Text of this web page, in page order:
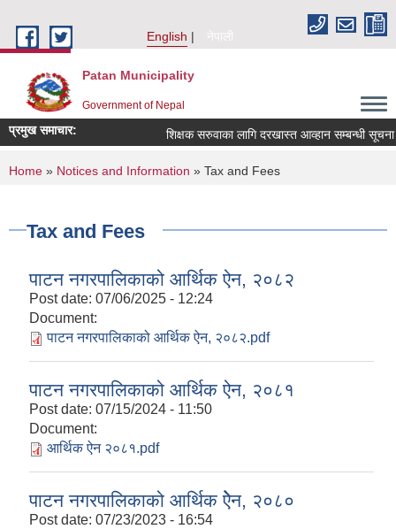
English
नेपाली
Patan Municipality
Government of Nepal
प्रमुख समाचार: शिक्षक सरुवाका लागि दरखास्त आव्हान सम्बन्धी सूचना ।
You are here
Home » Notices and Information » Tax and Fees
Tax and Fees
पाटन नगरपालिकाको आर्थिक ऐन, २०८२
Post date: 07/06/2025 - 12:24
Document:
पाटन नगरपालिकाको आर्थिक ऐन, २०८२.pdf
पाटन नगरपालिकाको आर्थिक ऐन, २०८१
Post date: 07/15/2024 - 11:50
Document:
आर्थिक ऐन २०८१.pdf
पाटन नगरपालिकाको आर्थिक ऐेन, २०८०
Post date: 07/23/2023 - 16:54